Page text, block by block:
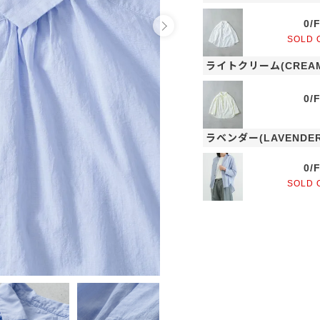
0/F
SOLD
ライトクリーム
0/F
ラベンダー
0/F
SOLD